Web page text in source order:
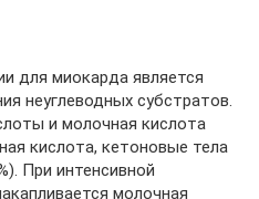
для миокарда является
неуглеводных субстратов.
и молочная кислота
кислота, кетоновые тела
При интенсивной
молочная